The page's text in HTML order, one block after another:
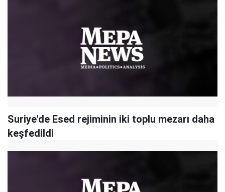
Suriye'de Esed rejiminin iki toplu mezarı daha
keşfedildi